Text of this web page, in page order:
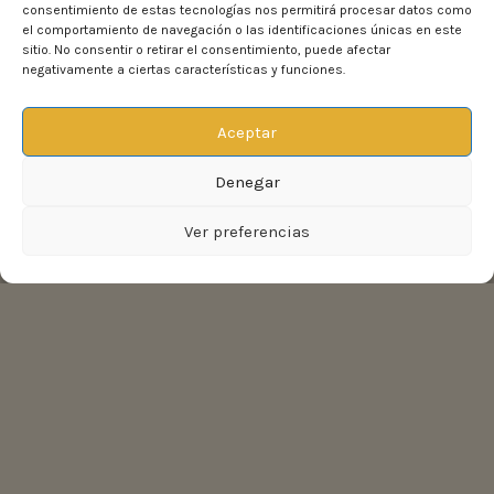
consentimiento de estas tecnologías nos permitirá procesar datos como
el comportamiento de navegación o las identificaciones únicas en este
sitio. No consentir o retirar el consentimiento, puede afectar
negativamente a ciertas características y funciones.
Aceptar
Denegar
Ver preferencias
LANGUAGE OF A LOOK IN THE MILONGA
...
Read More →